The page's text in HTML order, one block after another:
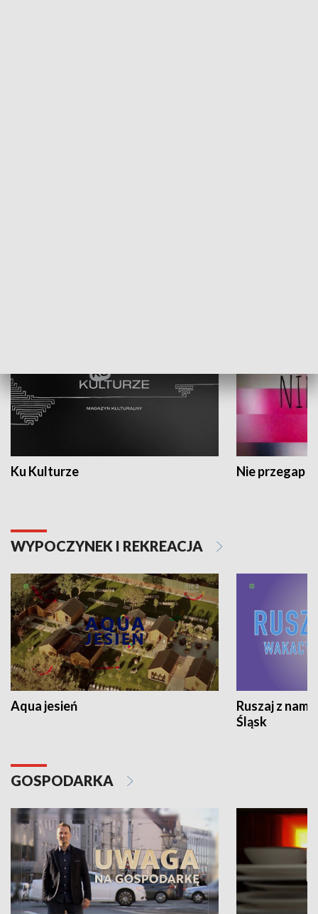
Ku Kulturze Nie przegap
WYPOCZYNEK I REKREACJA
Aqua jesień
Ruszaj z
Śląsk
GOSPODARKA